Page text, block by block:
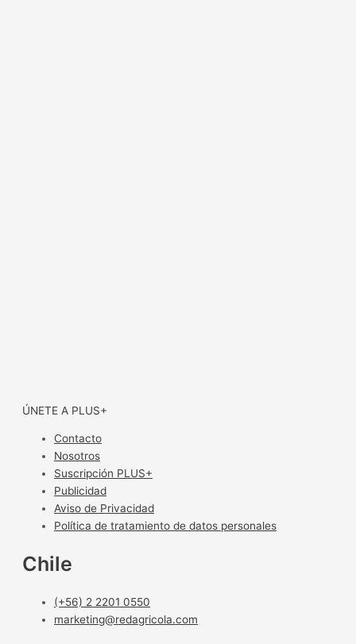
ÚNETE A PLUS+
Contacto
Nosotros
Suscripción PLUS+
Publicidad
Aviso de Privacidad
Política de tratamiento de datos personales
Chile
(+56) 2 2201 0550
marketing@redagricola.com